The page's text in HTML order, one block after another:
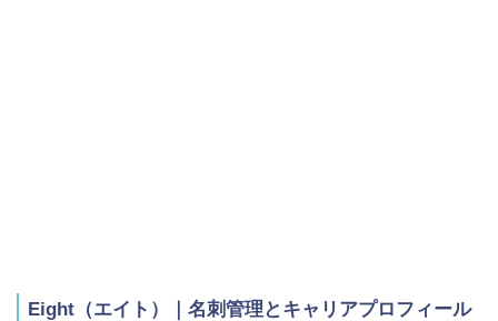
Eight（エイト）｜名刺管理とキャリアプロフィール